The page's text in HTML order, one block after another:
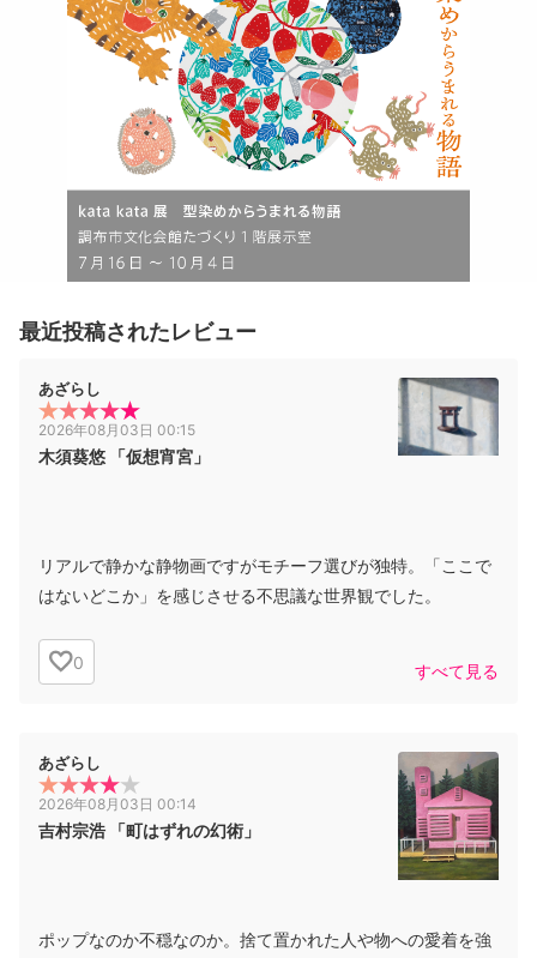
最近投稿されたレビュー
あざらし
2026年08月03日 00:15
木須葵悠 「仮想宵宮」
リアルで静かな静物画ですがモチーフ選びが独特。「ここで
はないどこか」を感じさせる不思議な世界観でした。
0 すべて見る
あざらし
2026年08月03日 00:14
吉村宗浩 「町はずれの幻術」
ポップなのか不穏なのか。捨て置かれた人や物への愛着を強